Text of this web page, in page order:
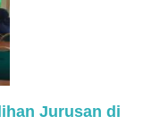
Jurusan di